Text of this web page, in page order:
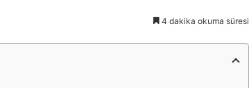
4 dakika okuma süresi